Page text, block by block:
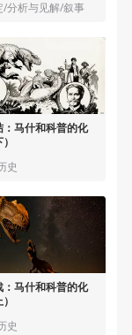
/分析与见解/叙事
：马什和科普的化
史
：马什和科普的化
史